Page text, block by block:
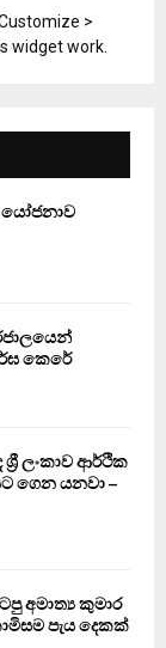
>
widget work.
යෝජනාව
කෙරේ
ලංකාව ආර්ථික
ගෙන යනවා –
අමාත්‍ය කුමාර
පැය දෙකක්